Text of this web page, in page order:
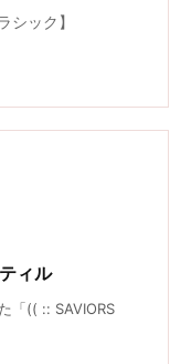
シック】
ィル
「(( :: SAVIORS